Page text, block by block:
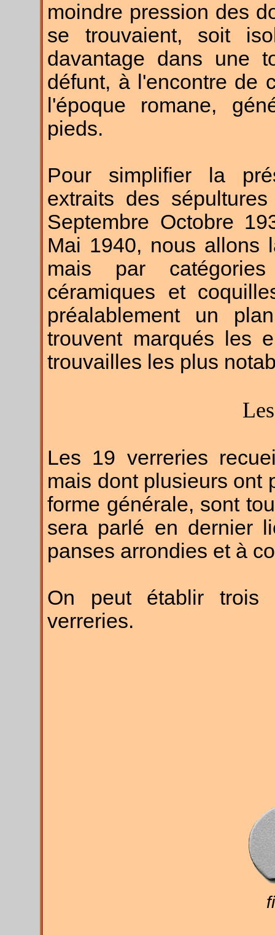
moindre pression des
se trouvaient, soit
davantage dans une
défunt, à l'encontre de
l'époque romane,
pieds.
Pour simplifier la
extraits des
Septembre Octobre
Mai 1940, nous allons
mais par
céramiques et
préalablement un
trouvent marqués les
trouvailles les plus
Les 19 verreries
mais dont plusieurs ont
forme générale, sont
sera parlé en dernier
panses arrondies et à
On peut établir trois
verreries.